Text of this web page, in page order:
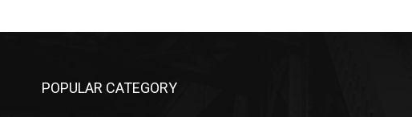
POPULAR CATEGORY